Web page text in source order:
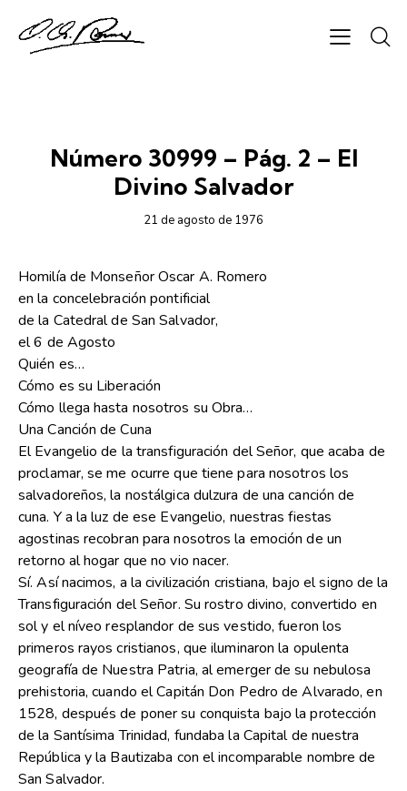
Número 30999 – Pág. 2 – El
Divino Salvador
21 de agosto de 1976
Homilía de Monseñor Oscar A. Romero
en la concelebración pontificial
de la Catedral de San Salvador,
el 6 de Agosto
Quién es…
Cómo es su Liberación
Cómo llega hasta nosotros su Obra…
Una Canción de Cuna
El Evangelio de la transfiguración del Señor, que acaba de
proclamar, se me ocurre que tiene para nosotros los
salvadoreños, la nostálgica dulzura de una canción de
cuna. Y a la luz de ese Evangelio, nuestras fiestas
agostinas recobran para nosotros la emoción de un
retorno al hogar que no vio nacer.
Sí. Así nacimos, a la civilización cristiana, bajo el signo de la
Transfiguración del Señor. Su rostro divino, convertido en
sol y el níveo resplandor de sus vestido, fueron los
primeros rayos cristianos, que iluminaron la opulenta
geografía de Nuestra Patria, al emerger de su nebulosa
prehistoria, cuando el Capitán Don Pedro de Alvarado, en
1528, después de poner su conquista bajo la protección
de la Santísima Trinidad, fundaba la Capital de nuestra
República y la Bautizaba con el incomparable nombre de
San Salvador.